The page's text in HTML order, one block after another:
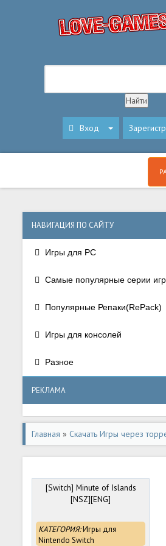
Вход
НАВИГАЦИЯ ПО САЙТУ
Игры для PC
Самые популярные серии игр
Популярные Репаки(RePack)
Игры для консолей
Разное
РЕКЛАМА
Главная » Скачать Игры через
консолей
[Switch] Minute of Islands
[NSZ][ENG]
КАТЕГОРИЯ:Игры для
Nintendo Switch